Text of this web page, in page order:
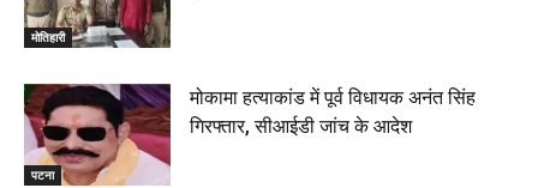
मोतिहारी
पटना
मोकामा हत्याकांड में पूर्व विधायक अनंत सिंह
गिरफ्तार, सीआईडी जांच के आदेश